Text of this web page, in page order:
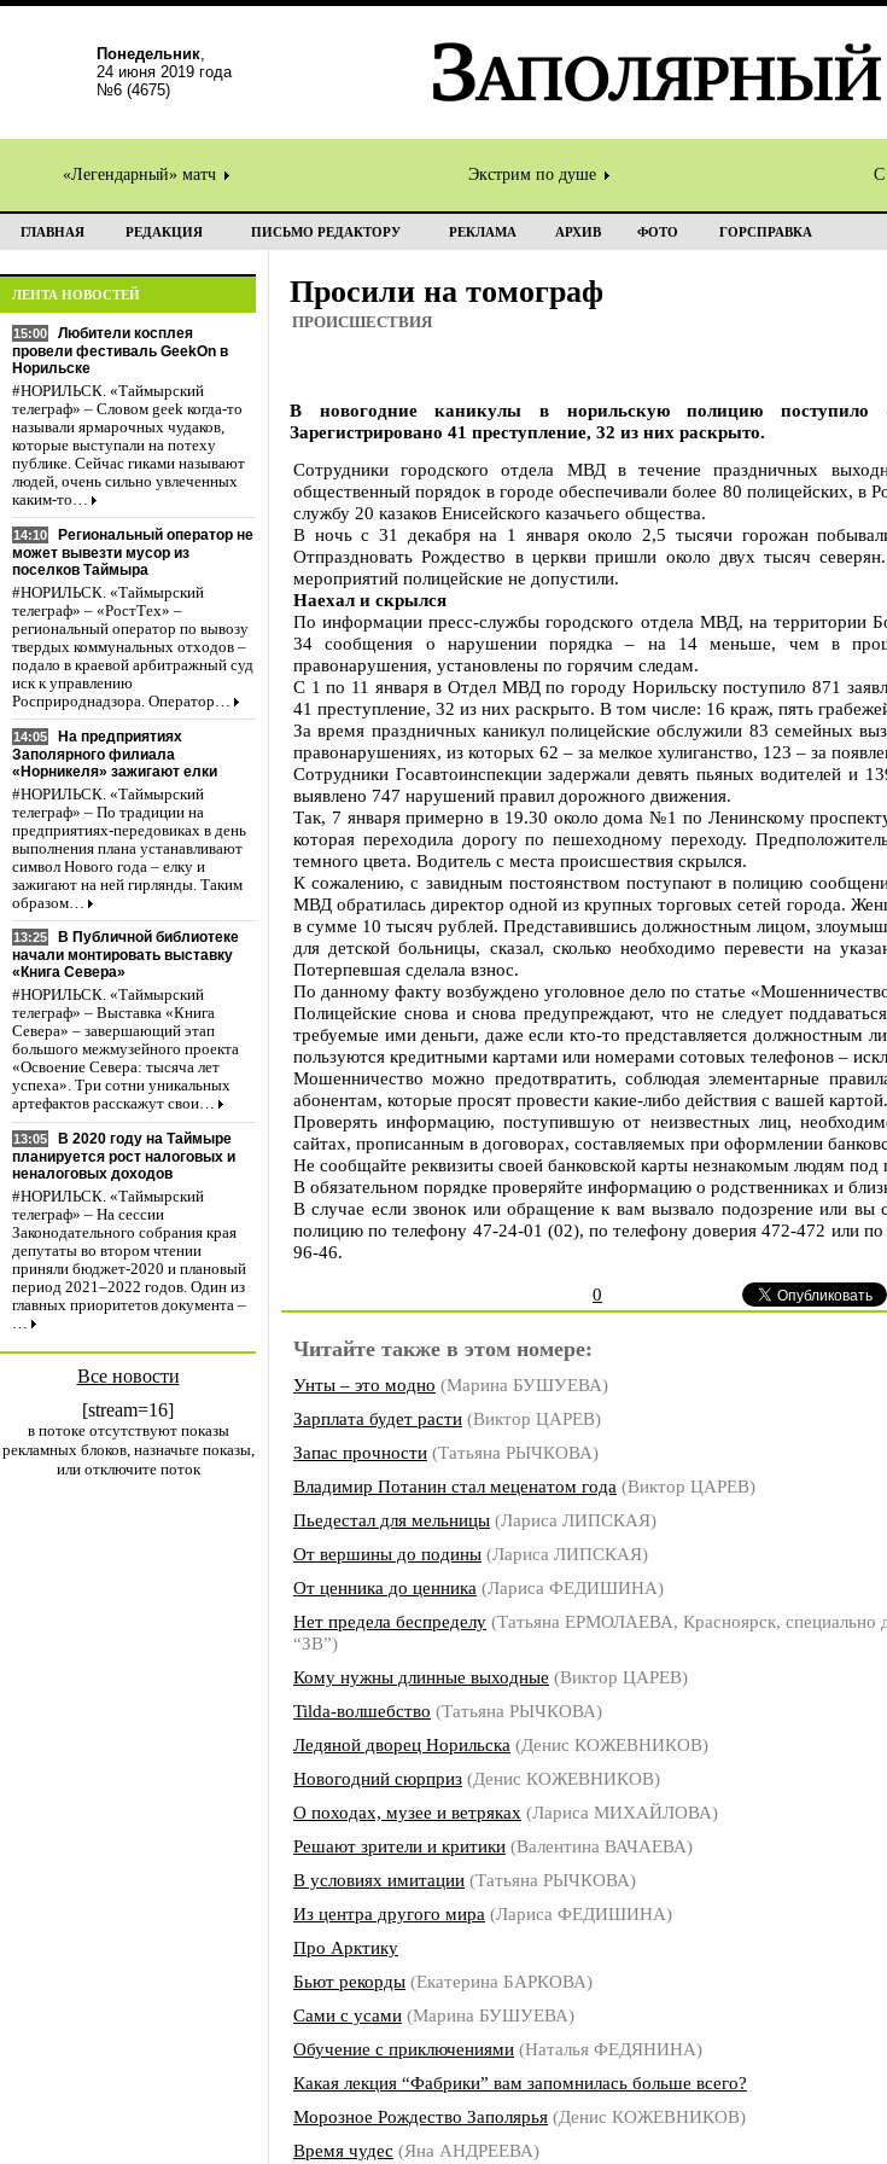
Понедельник,
24 июня 2019 года
№6 (4675)
«Легендарный» матч Экстрим по душе С
ГЛАВНАЯ РЕДАКЦИЯ ПИСЬМО РЕДАКТОРУ РЕКЛАМА АРХИВ ФОТО ГОРСПРАВКА
ЛЕНТА НОВОСТЕЙ
15:00
Любители косплея
провели фестиваль GeekOn в
Норильске
#НОРИЛЬСК. «Таймырский
телеграф» – Словом geek когда-то
называли ярмарочных чудаков,
которые выступали на потеху
публике. Сейчас гиками называют
людей, очень сильно увлеченных
каким-то…
14:10
Региональный оператор не
может вывезти мусор из
поселков Таймыра
#НОРИЛЬСК. «Таймырский
телеграф» – «РостТех» –
региональный оператор по вывозу
твердых коммунальных отходов –
подало в краевой арбитражный суд
иск к управлению
Росприроднадзора. Оператор…
14:05
На предприятиях
Заполярного филиала
«Норникеля» зажигают елки
#НОРИЛЬСК. «Таймырский
телеграф» – По традиции на
предприятиях-передовиках в день
выполнения плана устанавливают
символ Нового года – елку и
зажигают на ней гирлянды. Таким
образом…
13:25
В Публичной библиотеке
начали монтировать выставку
«Книга Севера»
#НОРИЛЬСК. «Таймырский
телеграф» – Выставка «Книга
Севера» – завершающий этап
большого межмузейного проекта
«Освоение Севера: тысяча лет
успеха». Три сотни уникальных
артефактов расскажут свои…
13:05
В 2020 году на Таймыре
планируется рост налоговых и
неналоговых доходов
#НОРИЛЬСК. «Таймырский
телеграф» – На сессии
Законодательного собрания края
депутаты во втором чтении
приняли бюджет-2020 и плановый
период 2021–2022 годов. Один из
главных приоритетов документа –
…
Все новости
[stream=16]
в потоке отсутствуют показы
рекламных блоков, назначьте показы,
или отключите поток
Просили на томограф
ПРОИСШЕСТВИЯ
В новогодние каникулы в норильскую полицию поступило
Зарегистрировано 41 преступление, 32 из них раскрыто.
Сотрудники городского отдела МВД в течение праздничных
общественный порядок в городе обеспечивали более 80 полицейских, в
службу 20 казаков Енисейского казачьего общества.
В ночь с 31 декабря на 1 января около 2,5 тысячи горожан
Отпраздновать Рождество в церкви пришли около двух тысяч
мероприятий полицейские не допустили.
Наехал и скрылся
По информации пресс-службы городского отдела МВД, на территории
34 сообщения о нарушении порядка – на 14 меньше, чем в
правонарушения, установлены по горячим следам.
С 1 по 11 января в Отдел МВД по городу Норильску поступило 871
41 преступление, 32 из них раскрыто. В том числе: 16 краж, пять
За время праздничных каникул полицейские обслужили 83 семейных
правонарушениях, из которых 62 – за мелкое хулиганство, 123 – за
Сотрудники Госавтоинспекции задержали девять пьяных водителей и
выявлено 747 нарушений правил дорожного движения.
Так, 7 января примерно в 19.30 около дома №1 по Ленинскому
которая переходила дорогу по пешеходному переходу.
темного цвета. Водитель с места происшествия скрылся.
К сожалению, с завидным постоянством поступают в полицию
МВД обратилась директор одной из крупных торговых сетей города.
в сумме 10 тысяч рублей. Представившись должностным лицом,
для детской больницы, сказал, сколько необходимо перевести на
Потерпевшая сделала взнос.
По данному факту возбуждено уголовное дело по статье
Полицейские снова и снова предупреждают, что не следует
требуемые ими деньги, даже если кто-то представляется должностным
пользуются кредитными картами или номерами сотовых телефонов –
Мошенничество можно предотвратить, соблюдая элементарные
абонентам, которые просят провести какие-либо действия с вашей картой.
Проверять информацию, поступившую от неизвестных лиц,
сайтах, прописанным в договорах, составляемых при оформлении
Не сообщайте реквизиты своей банковской карты незнакомым людям под
В обязательном порядке проверяйте информацию о родственниках и
В случае если звонок или обращение к вам вызвало подозрение или вы
полицию по телефону 47-24-01 (02), по телефону доверия 472-472 или
96-46.
0
Читайте также в этом номере:
Унты – это модно (Марина БУШУЕВА)
Зарплата будет расти (Виктор ЦАРЕВ)
Запас прочности (Татьяна РЫЧКОВА)
Владимир Потанин стал меценатом года (Виктор ЦАРЕВ)
Пьедестал для мельницы (Лариса ЛИПСКАЯ)
От вершины до подины (Лариса ЛИПСКАЯ)
От ценника до ценника (Лариса ФЕДИШИНА)
Нет предела беспределу (Татьяна ЕРМОЛАЕВА, Красноярск, специально
“ЗВ”)
Кому нужны длинные выходные (Виктор ЦАРЕВ)
Tilda-волшебство (Татьяна РЫЧКОВА)
Ледяной дворец Норильска (Денис КОЖЕВНИКОВ)
Новогодний сюрприз (Денис КОЖЕВНИКОВ)
О походах, музее и ветряках (Лариса МИХАЙЛОВА)
Решают зрители и критики (Валентина ВАЧАЕВА)
В условиях имитации (Татьяна РЫЧКОВА)
Из центра другого мира (Лариса ФЕДИШИНА)
Про Арктику
Бьют рекорды (Екатерина БАРКОВА)
Сами с усами (Марина БУШУЕВА)
Обучение с приключениями (Наталья ФЕДЯНИНА)
Какая лекция “Фабрики” вам запомнилась больше всего?
Морозное Рождество Заполярья (Денис КОЖЕВНИКОВ)
Время чудес (Яна АНДРЕЕВА)